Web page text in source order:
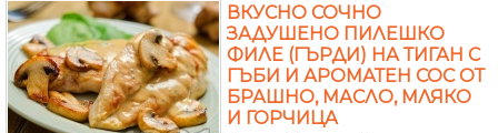
ВКУСНО СОЧНО
ЗАДУШЕНО ПИЛЕШКО
ФИЛЕ (ГЪРДИ) НА ТИГАН С
ГЪБИ И АРОМАТЕН СОС ОТ
БРАШНО, МАСЛО, МЛЯКО
И ГОРЧИЦА